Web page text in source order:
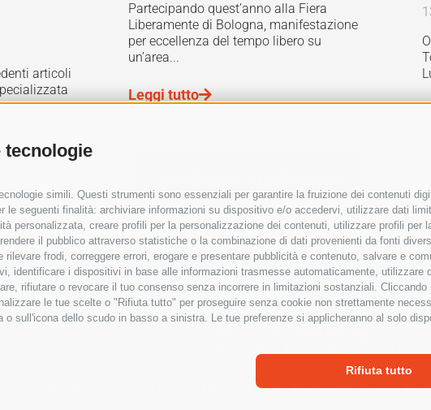
tecnologie
simili. Questi strumenti sono essenziali per garantire la fruizione dei contenuti
le seguenti finalità: archiviare informazioni su dispositivo e/o accedervi, utilizzare dati
personalizzata, creare profili per la personalizzazione dei contenuti, utilizzare profili
il pubblico attraverso statistiche o la combinazione di dati provenienti da fonti
frodi, correggere errori, erogare e presentare pubblicità e contenuto, salvare e
identificare i dispositivi in base alle informazioni trasmesse automaticamente,
rifiutare o revocare il tuo consenso senza incorrere in limitazioni sostanziali.
le tue scelte o "Rifiuta tutto" per proseguire senza cookie non strettamente
sull'icona dello scudo in basso a sinistra. Le tue preferenze si applicheranno al solo
Rifiuta tutto
articoli
Partecipando quest’anno alla Fiera
Liberamente di Bologna, manifestazione
per eccellenza del tempo libero su
un’area...
Leggi tutto
Buttrio (UD)
C3UCNRB
Sede operativa del Veneto
Via Nardi 107/a – 36060 Romano
Tel:0424-571667
0543-783284
Rights Reserved
Privacy Policy|Preferenze Cookie|